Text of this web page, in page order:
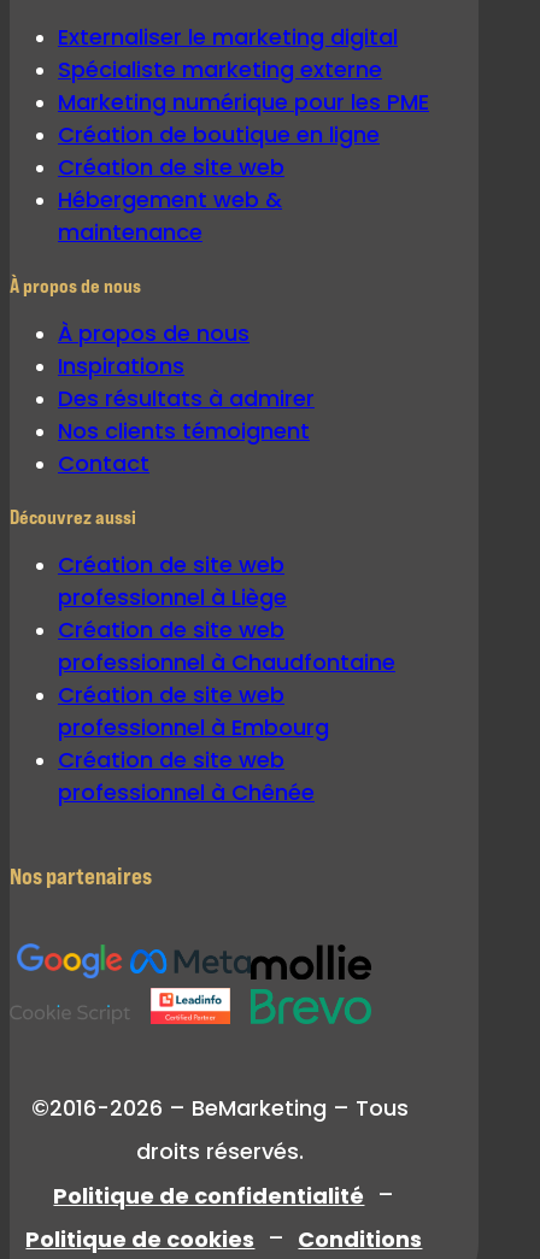
Externaliser le marketing digital
Spécialiste marketing externe
Marketing numérique pour les PME
Création de boutique en ligne
Création de site web
Hébergement web &
maintenance
À propos de nous
À propos de nous
Inspirations
Des résultats à admirer
Nos clients témoignent
Contact
Découvrez aussi
Création de site web
professionnel à Liège
Création de site web
professionnel à Chaudfontaine
Création de site web
professionnel à Embourg
Création de site web
professionnel à Chênée
Nos partenaires
©2016-2026 – BeMarketing – Tous
droits réservés.
Politique de confidentialité –
Politique de cookies – Conditions